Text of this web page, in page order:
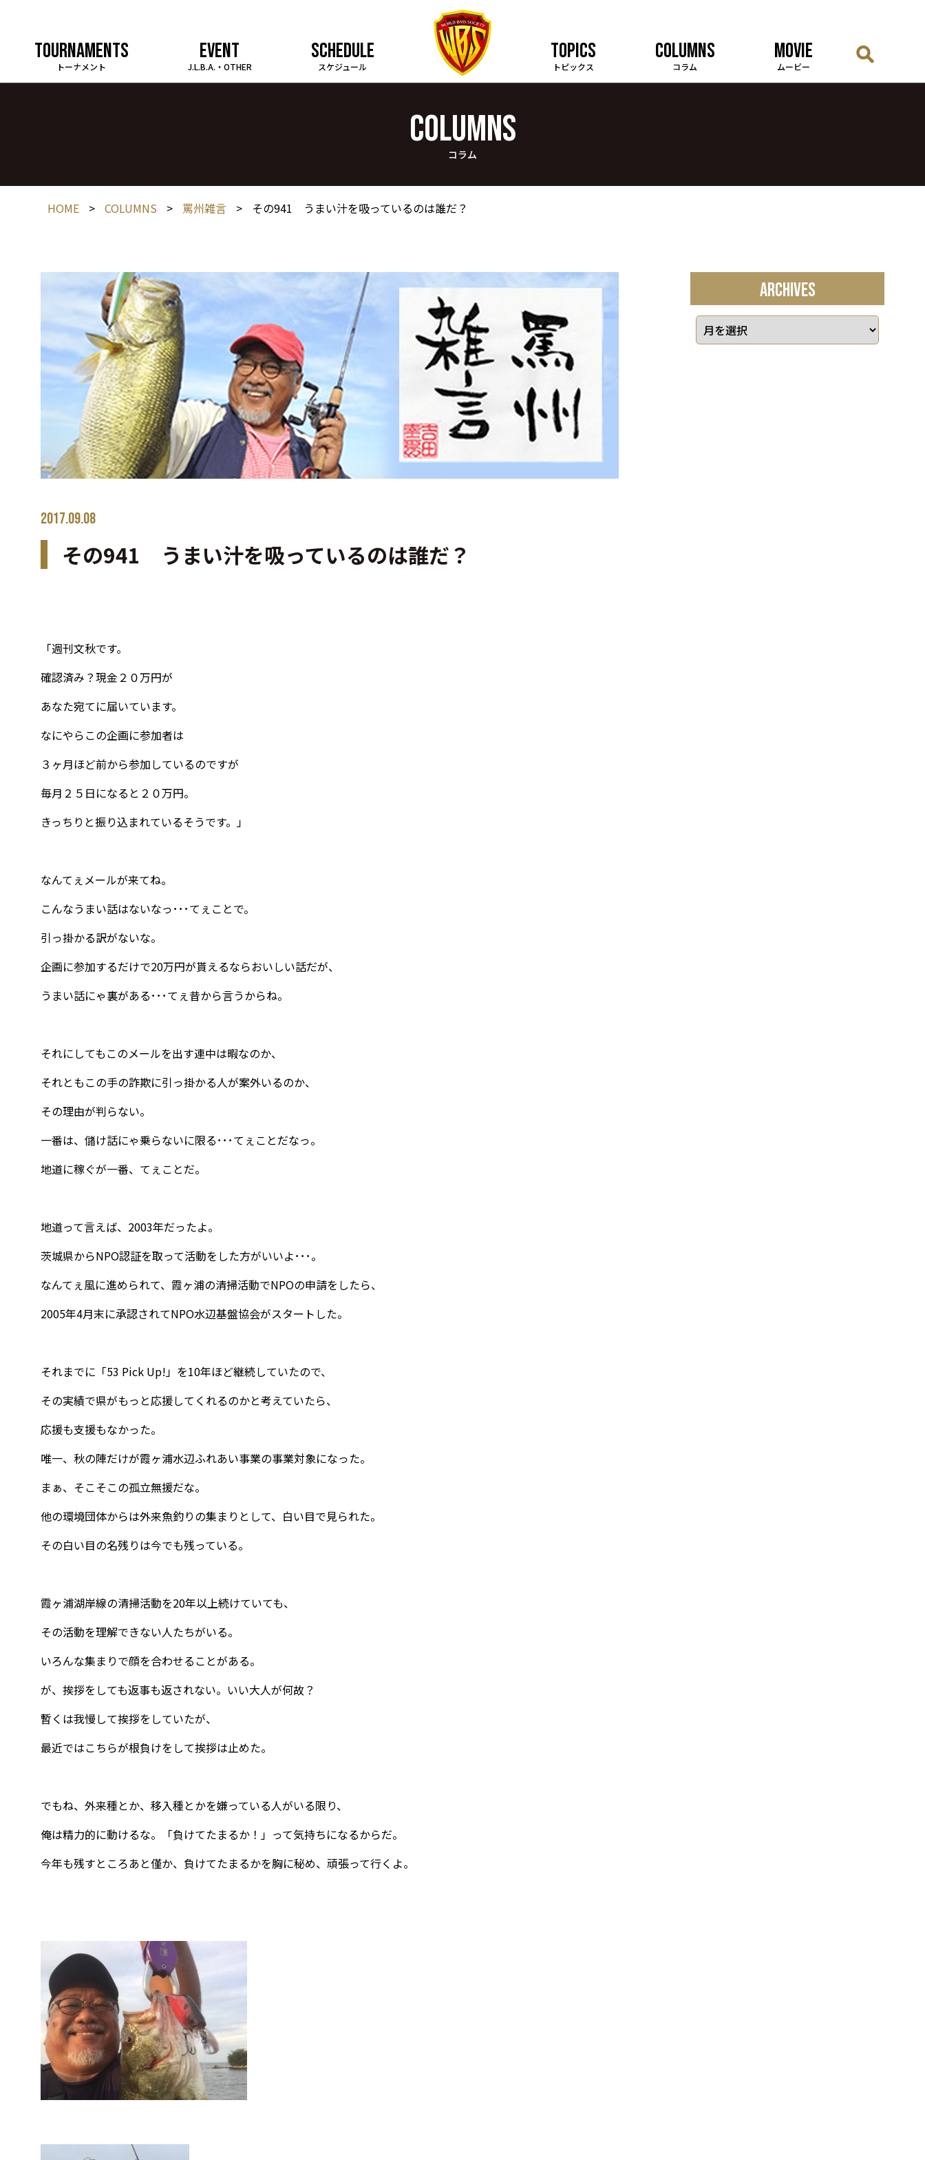
TOURNAMENTS
トーナメント
EVENT
J.L.B.A.・OTHER
SCHEDULE
スケジュール
TOPICS
トピックス
COLUMNS
コラム
MOVIE
ムービー
COLUMNS
コラム
HOME > COLUMNS > 罵州雑言 > その941 うまい汁を吸っているのは誰だ？
2017.09.08
その941 うまい汁を吸っているのは誰だ？
「週刊文秋です。
確認済み？現金２０万円が
あなた宛てに届いています。
なにやらこの企画に参加者は
３ヶ月ほど前から参加しているのですが
毎月２５日になると２０万円。
きっちりと振り込まれているそうです。」
なんてぇメールが来てね。
こんなうまい話はないなっ･･･てぇことで。
引っ掛かる訳がないな。
企画に参加するだけで20万円が貰えるならおいしい話だが、
うまい話にゃ裏がある･･･てぇ昔から言うからね。
それにしてもこのメールを出す連中は暇なのか、
それともこの手の詐欺に引っ掛かる人が案外いるのか、
その理由が判らない。
一番は、儲け話にゃ乗らないに限る･･･てぇことだなっ。
地道に稼ぐが一番、てぇことだ。
地道って言えば、2003年だったよ。
茨城県からNPO認証を取って活動をした方がいいよ･･･。
なんてぇ風に進められて、霞ヶ浦の清掃活動でNPOの申請をしたら、
2005年4月末に承認されてNPO水辺基盤協会がスタートした。
それまでに「53 Pick Up!」を10年ほど継続していたので、
その実績で県がもっと応援してくれるのかと考えていたら、
応援も支援もなかった。
唯一、秋の陣だけが霞ヶ浦水辺ふれあい事業の事業対象になった。
まぁ、そこそこの孤立無援だな。
他の環境団体からは外来魚釣りの集まりとして、白い目で見られた。
その白い目の名残りは今でも残っている。
霞ヶ浦湖岸線の清掃活動を20年以上続けていても、
その活動を理解できない人たちがいる。
いろんな集まりで顔を合わせることがある。
が、挨拶をしても返事も返されない。いい大人が何故？
暫くは我慢して挨拶をしていたが、
最近ではこちらが根負けをして挨拶は止めた。
でもね、外来種とか、移入種とかを嫌っている人がいる限り、
俺は精力的に動けるな。「負けてたまるか！」って気持ちになるからだ。
今年も残すところあと僅か、負けてたまるかを胸に秘め、頑張って行くよ。
ARCHIVES